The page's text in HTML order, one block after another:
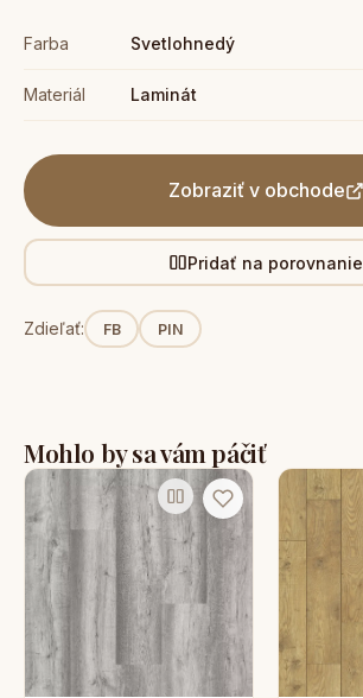
Farba Svetlohnedý
Materiál Laminát
Zobraziť v obchode
Pridať na porovnanie
Zdieľať: FB PIN
Mohlo by sa vám páčiť